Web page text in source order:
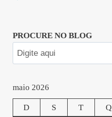
PROCURE NO BLOG
maio 2026
D S T Q